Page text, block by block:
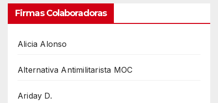
Firmas Colaboradoras
Alicia Alonso
Alternativa Antimilitarista MOC
Ariday D.